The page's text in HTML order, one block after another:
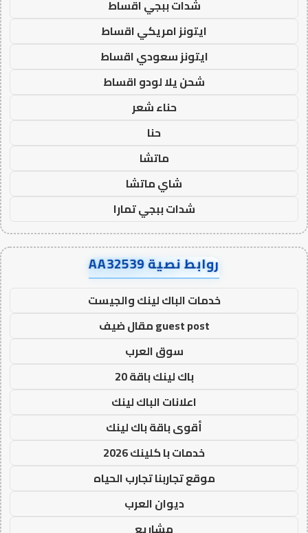
شدات ببجي اقساط
ايتونز امريكي اقساط
ايتونز سعودي اقساط
شحن يلا لودو اقساط
حناء شعر
حنا
ماتشا
شاي ماتشا
شدات ببجي تمارا
روابط نصية AA32539
خدمات الباك لينك والجيست
guest post مقال ضيف
سوق العرب
باك لينك باقة 20
اعلانات الباك لينك
أقوى باقة باك لينك
خدمات با كلينك 2026
موقع تجاربنا تجارب الحياه
ديوان العرب